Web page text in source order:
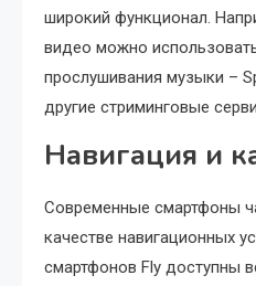
широкий функционал.
видео можно
прослушивания музыки –
другие стриминговые
Навигация и
Современные смартфоны
качестве навигационных
смартфонов Fly доступны